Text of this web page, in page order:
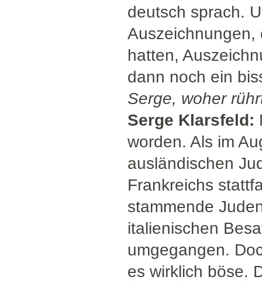
deutsch sprach.
Auszeichnungen,
hatten,
dann noch ein
Serge, woher
Serge Klarsfeld:
worden. Als im
ausländischen
Frankreichs
stammende
italienischen
umgegangen.
es wirklich böse.